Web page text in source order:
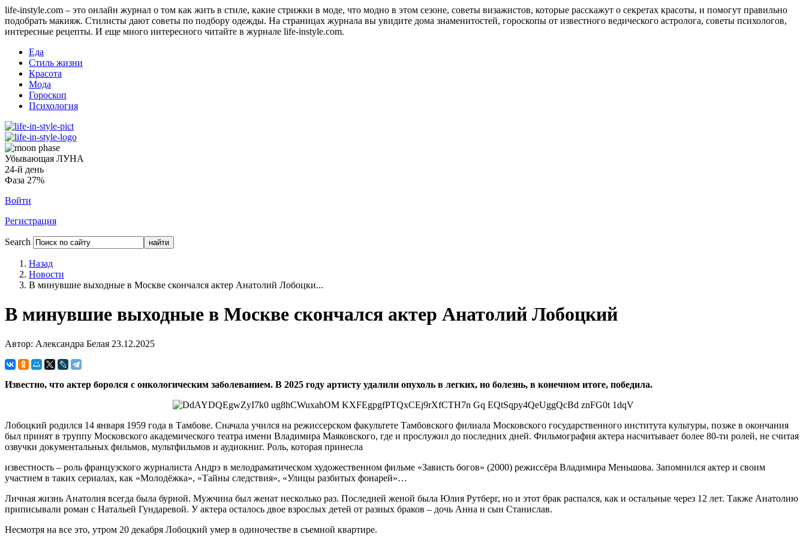
life-instyle.com – это онлайн журнал о том как жить в стиле, какие стрижки в моде, что модно в этом сезоне, советы визажистов, которые расскажут о секретах красоты, и помогут правильно
подобрать макияж. Стилисты дают советы по подбору одежды. На страницах журнала вы увидите дома знаменитостей, гороскопы от известного ведического астролога, советы психологов,
интересные рецепты. И еще много интересного читайте в журнале life-instyle.com.
Еда
Стиль жизни
Красота
Мода
Гороскоп
Психология
Убывающая ЛУНА
24-й день
Фаза 27%
Войти
Регистрация
Search
Назад
Новости
В минувшие выходные в Москве скончался актер Анатолий Лобоцки...
В минувшие выходные в Москве скончался актер Анатолий Лобоцкий
Автор: Александра Белая 23.12.2025
Известно, что актер боролся с онкологическим заболеванием. В 2025 году артисту удалили опухоль в легких, но болезнь, в конечном итоге, победила.
Лобоцкий родился 14 января 1959 года в Тамбове. Сначала учился на режиссерском факультете Тамбовского филиала Московского государственного института культуры, позже в окончания
был принят в труппу Московского академического театра имени Владимира Маяковского, где и прослужил до последних дней. Фильмография актера насчитывает более 80-ти ролей, не считая
озвучки документальных фильмов, мультфильмов и аудиокниг. Роль, которая принесла
известность – роль французского журналиста Андрэ в мелодраматическом художественном фильме «Зависть богов» (2000) режиссёра Владимира Меньшова. Запомнился актер и своим
участием в таких сериалах, как «Молодёжка», «Тайны следствия», «Улицы разбитых фонарей»…
Личная жизнь Анатолия всегда была бурной. Мужчина был женат несколько раз. Последней женой была Юлия Рутберг, но и этот брак распался, как и остальные через 12 лет. Также Анатолию
приписывали роман с Натальей Гундаревой. У актера осталось двое взрослых детей от разных браков – дочь Анна и сын Станислав.
Несмотря на все это, утром 20 декабря Лобоцкий умер в одиночестве в съемной квартире.